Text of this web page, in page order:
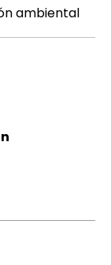
ambiental